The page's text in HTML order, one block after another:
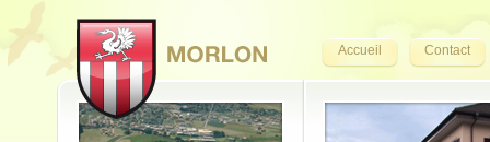
Accueil Contact